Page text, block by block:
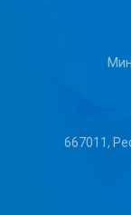
667011,